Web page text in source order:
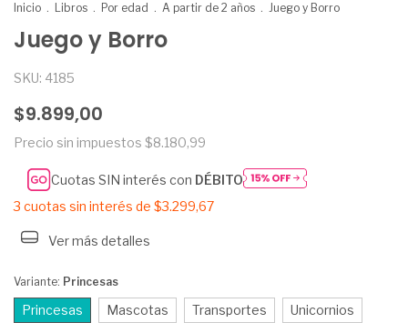
Inicio . Libros . Por edad . A partir de 2 años . Juego y Borro
Juego y Borro
SKU: 4185
$9.899,00
Precio sin impuestos $8.180,99
Cuotas SIN interés con DÉBITO
3 cuotas sin interés de $3.299,67
Ver más detalles
Variante: Princesas
Princesas Mascotas Transportes Unicornios